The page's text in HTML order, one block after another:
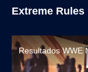
Extreme Rules
Resultados WWE